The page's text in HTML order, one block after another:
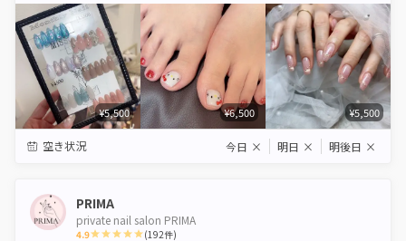
¥5,500 ¥6,500 ¥5,500
空き状況 今日 × 明日 × 明後日 ×
PRIMA
private nail salon PRIMA
4.9 (192件)